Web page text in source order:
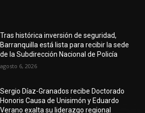
Tras histórica inversión de seguridad,
Barranquilla está lista para recibir la sede
de la Subdirección Nacional de Policía
agosto 6, 2026
Sergio Díaz-Granados recibe Doctorado
Honoris Causa de Unisimón y Eduardo
Verano exalta su liderazgo regional